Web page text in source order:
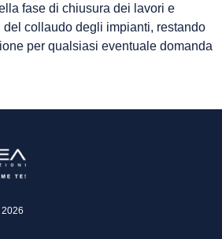
fase di chiusura dei lavori e
collaudo degli impianti, restando
per qualsiasi eventuale domanda